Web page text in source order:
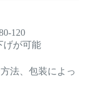
120
げが可能
法、包装によっ